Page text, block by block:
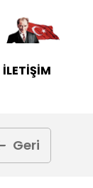
İLETİŞİM
Geri